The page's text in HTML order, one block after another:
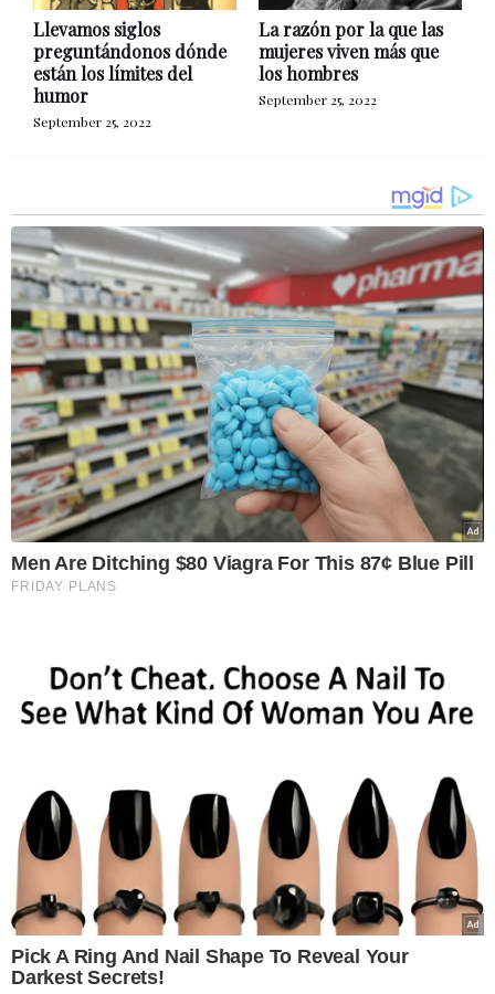
Llevamos siglos
preguntándonos dónde
están los límites del
humor
September 25, 2022
La razón por la que las
mujeres viven más que
los hombres
September 25, 2022